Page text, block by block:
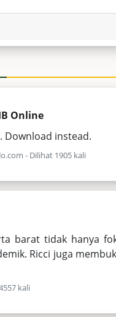
Online
Download instead.
- Dilihat 1905 kali
barat tidak hanya
Ricci juga
kali